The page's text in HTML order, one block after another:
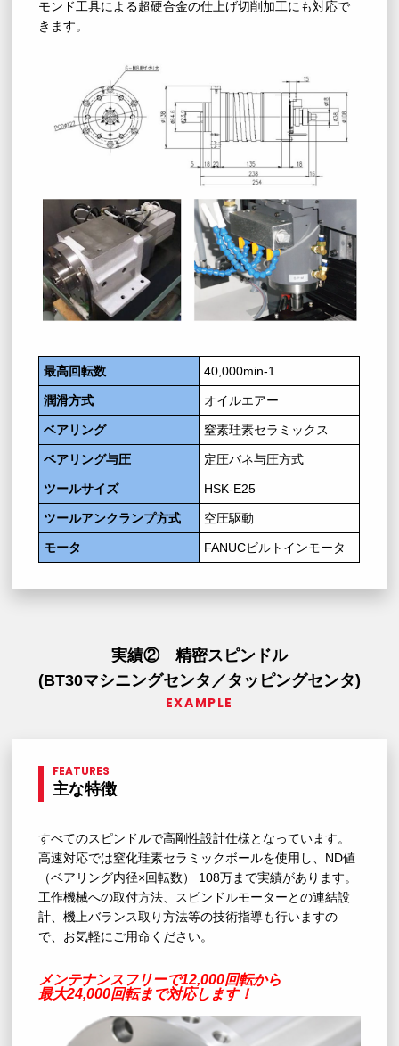
モンド工具による超硬合金の仕上げ切削加工にも対応で
きます。
最高回転数 40,000min-1
潤滑方式 オイルエアー
ベアリング 窒素珪素セラミックス
ベアリング与圧 定圧バネ与圧方式
ツールサイズ HSK-E25
ツールアンクランプ方式 空圧駆動
モータ FANUCビルトインモータ
実績② 精密スピンドル
(BT30マシニングセンタ／タッピングセンタ)
EXAMPLE
FEATURES
主な特徴
すべてのスピンドルで高剛性設計仕様となっています。
高速対応では窒化珪素セラミックボールを使用し、ND値
（ベアリング内径×回転数） 108万まで実績があります。
工作機械への取付方法、スピンドルモーターとの連結設
計、機上バランス取り方法等の技術指導も行いますの
で、お気軽にご用命ください。
メンテナンスフリーで12,000回転から
最大24,000回転まで対応します！